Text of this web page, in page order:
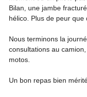
Bilan, une jambe
hélico. Plus de peur que
Nous terminons la
consultations au
motos.
Un bon repas bien